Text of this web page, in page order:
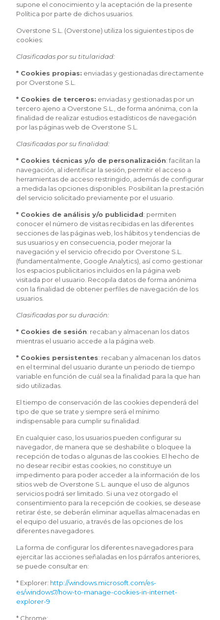
supone el conocimiento y la aceptación de la presente
Política por parte de dichos usuarios.
Overstone S.L. (Overstone) utiliza los siguientes tipos de
cookies:
Clasificadas por su titularidad:
* Cookies propias: enviadas y gestionadas directamente
por Overstone S.L.
* Cookies de terceros: enviadas y gestionadas por un
tercero ajeno a Overstone S.L., de forma anónima, con la
finalidad de realizar estudios estadísticos de navegación
por las páginas web de Overstone S.L.
Clasificadas por su finalidad:
* Cookies técnicas y/o de personalización: facilitan la
navegación, al identificar la sesión, permitir el acceso a
herramientas de acceso restringido, además de configurar
a medida las opciones disponibles. Posibilitan la prestación
del servicio solicitado previamente por el usuario.
* Cookies de análisis y/o publicidad: permiten
conocer el número de visitas recibidas en las diferentes
secciones de las páginas web, los hábitos y tendencias de
sus usuarios y en consecuencia, poder mejorar la
navegación y el servicio ofrecido por Overstone S.L.
(fundamentalmente, Google Analytics), así como gestionar
los espacios publicitarios incluidos en la página web
visitada por el usuario. Recopila datos de forma anónima
con la finalidad de obtener perfiles de navegación de los
usuarios.
Clasificadas por su duración:
* Cookies de sesión: recaban y almacenan los datos
mientras el usuario accede a la página web.
* Cookies persistentes: recaban y almacenan los datos
en el terminal del usuario durante un periodo de tiempo
variable en función de cuál sea la finalidad para la que han
sido utilizadas.
El tiempo de conservación de las cookies dependerá del
tipo de que se trate y siempre será el mínimo
indispensable para cumplir su finalidad.
En cualquier caso, los usuarios pueden configurar su
navegador, de manera que se deshabilite o bloquee la
recepción de todas o algunas de las cookies. El hecho de
no desear recibir estas cookies, no constituye un
impedimento para poder acceder a la información de los
sitios web de Overstone S.L. aunque el uso de algunos
servicios podrá ser limitado. Si una vez otorgado el
consentimiento para la recepción de cookies, se desease
retirar éste, se deberán eliminar aquellas almacenadas en
el equipo del usuario, a través de las opciones de los
diferentes navegadores.
La forma de configurar los diferentes navegadores para
ejercitar las acciones señaladas en los párrafos anteriores,
se puede consultar en:
* Explorer: http://windows.microsoft.com/es-
es/windows7/how-to-manage-cookies-in-internet-
explorer-9
* Chrome: